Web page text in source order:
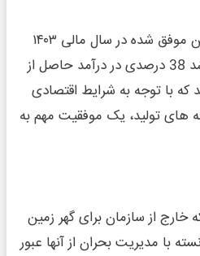
در مقیاس سالانه نیز گهرزمین موفق شده در سال مالی ۱۴۰۳
نسبت به سال مالی ۱۴۰۲ رشد 38 درصدی در درآمد حاصل از
با توجه به شرایط اقتصادی
‌های تولید، یک موفقیت مهم به
خارج از سازمان برای گهر زمین
با مدیریت بحران از آنها عبور